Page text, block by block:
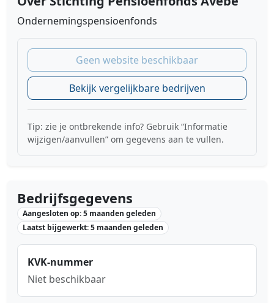
Ondernemingspensioenfonds
Geen website beschikbaar
Bekijk vergelijkbare bedrijven
Tip: zie je ontbrekende info? Gebruik “Informatie
wijzigen/aanvullen” om gegevens aan te vullen.
Bedrijfsgegevens
Aangesloten op: 5 maanden geleden
Laatst bijgewerkt: 5 maanden geleden
KVK-nummer
Niet beschikbaar